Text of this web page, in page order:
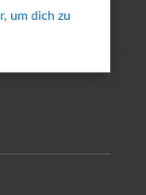
um dich zu